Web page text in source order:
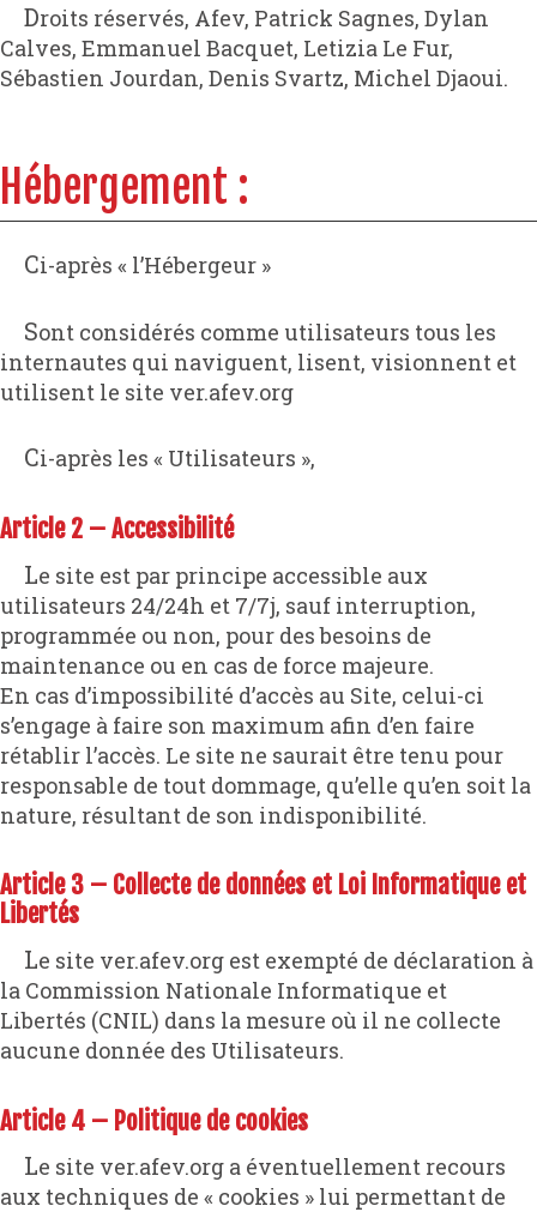
Droits réservés, Afev, Patrick Sagnes, Dylan
Calves, Emmanuel Bacquet, Letizia Le Fur,
Sébastien Jourdan, Denis Svartz, Michel Djaoui.
Hébergement :
Ci-après « l’Hébergeur »
Sont considérés comme utilisateurs tous les
internautes qui naviguent, lisent, visionnent et
utilisent le site ver.afev.org
Ci-après les « Utilisateurs »,
Article 2 – Accessibilité
Le site est par principe accessible aux
utilisateurs 24/24h et 7/7j, sauf interruption,
programmée ou non, pour des besoins de
maintenance ou en cas de force majeure.
En cas d’impossibilité d’accès au Site, celui-ci
s’engage à faire son maximum afin d’en faire
rétablir l’accès. Le site ne saurait être tenu pour
responsable de tout dommage, qu’elle qu’en soit la
nature, résultant de son indisponibilité.
Article 3 – Collecte de données et Loi Informatique et
Libertés
Le site ver.afev.org est exempté de déclaration à
la Commission Nationale Informatique et
Libertés (CNIL) dans la mesure où il ne collecte
aucune donnée des Utilisateurs.
Article 4 – Politique de cookies
Le site ver.afev.org a éventuellement recours
aux techniques de « cookies » lui permettant de